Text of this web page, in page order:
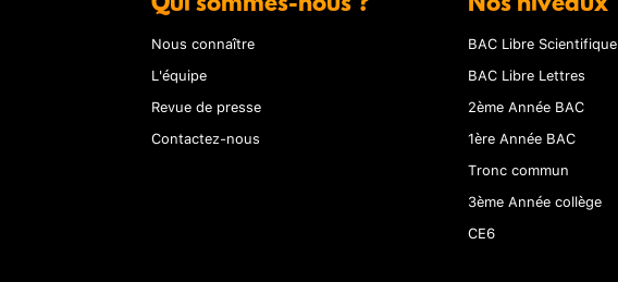
Nous connaître
L'équipe
Revue de presse
Contactez-nous
BAC Libre Scientifique
BAC Libre Lettres
2ème Année BAC
1ère Année BAC
Tronc commun
3ème Année collège
CE6